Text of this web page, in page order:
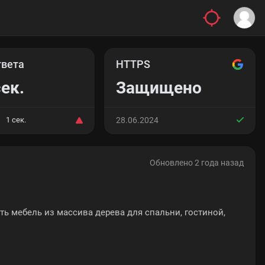
1 сек.
HTTPS
Защищено
28.06.2024
Обновлено 2 года назад
мебель из массива дерева для спальни, гостиной,